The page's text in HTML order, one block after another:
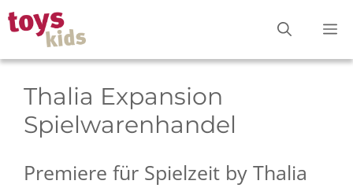
Zum
Inhalt
springen
Thalia Expansion
Spielwarenhandel
Premiere für Spielzeit by Thalia